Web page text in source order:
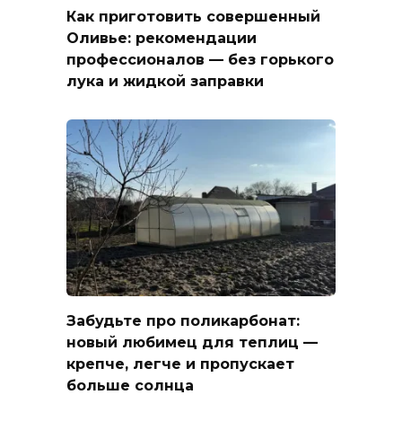
Как приготовить совершенный
Оливье: рекомендации
профессионалов — без горького
лука и жидкой заправки
Забудьте про поликарбонат:
новый любимец для теплиц —
крепче, легче и пропускает
больше солнца